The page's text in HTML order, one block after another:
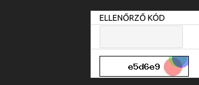
ELLENŐRZŐ KÓD